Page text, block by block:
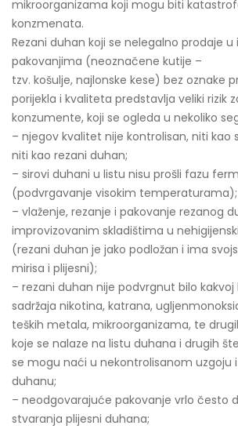
mikroorganizama koji mogu biti
konzmenata.
Rezani duhan koji se nelegalno prodaje
pakovanjima (neoznačene kutije –
tzv. košulje, najlonske kese) bez oznake
porijekla i kvaliteta predstavlja veliki rizik
konzumente, koji se ogleda u nekoliko
– njegov kvalitet nije kontrolisan, niti kao
niti kao rezani duhan;
– sirovi duhani u listu nisu prošli fazu
(podvrgavanje visokim temperaturama);
– vlaženje, rezanje i pakovanje rezanog
improvizovanim skladištima u
(rezani duhan je jako podložan i ima
mirisa i plijesni);
– rezani duhan nije podvrgnut bilo kakvoj
sadržaja nikotina, katrana,
teških metala, mikroorganizama, te
koje se nalaze na listu duhana i drugih
se mogu naći u nekontrolisanom uzgoju
duhanu;
– neodgovarajuće pakovanje vrlo često
stvaranja plijesni duhana;